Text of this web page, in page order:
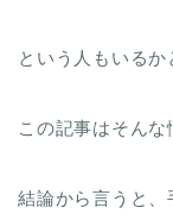
という人もいるか
この記事はそんな
結論から言うと、